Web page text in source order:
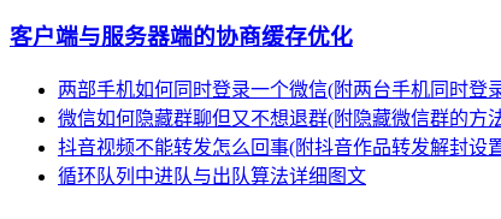
客户端与服务器端的协商缓存优化
两部手机如何同时登录一个微信(附两台手机同时登
微信如何隐藏群聊但又不想退群(附隐藏微信群的方
抖音视频不能转发怎么回事(附抖音作品转发解封设
循环队列中进队与出队算法详细图文